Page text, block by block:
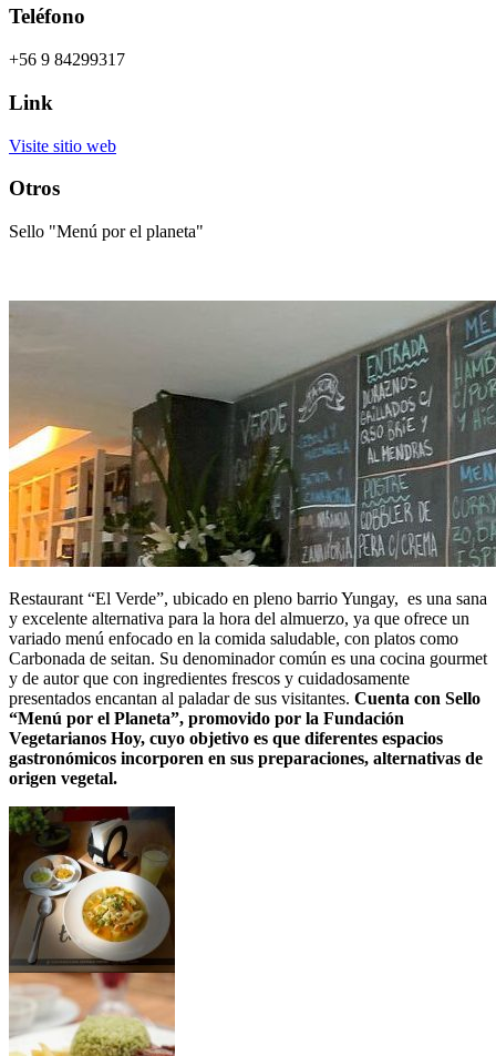
Teléfono
+56 9 84299317
Link
Visite sitio web
Otros
Sello "Menú por el planeta"
Restaurant “El Verde”, ubicado en pleno barrio Yungay, es una sana
y excelente alternativa para la hora del almuerzo, ya que ofrece un
variado menú enfocado en la comida saludable, con platos como
Carbonada de seitan. Su denominador común es una cocina gourmet
y de autor que con ingredientes frescos y cuidadosamente
presentados encantan al paladar de sus visitantes. Cuenta con Sello
“Menú por el Planeta”, promovido por la Fundación
Vegetarianos Hoy, cuyo objetivo es que diferentes espacios
gastronómicos incorporen en sus preparaciones, alternativas de
origen vegetal.